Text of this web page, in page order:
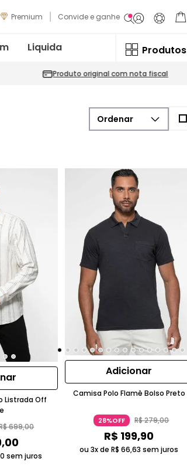
Premium Convide e ganhe
Liquida Produtos
Produto original com nota fiscal
Listrada Off
699,00
,00
sem juros
Adicionar
Camisa Polo Flamê Bolso Preto
28%OFF R$279,00
R$ 199,90
ou 3x deR$ 66,63 sem juros